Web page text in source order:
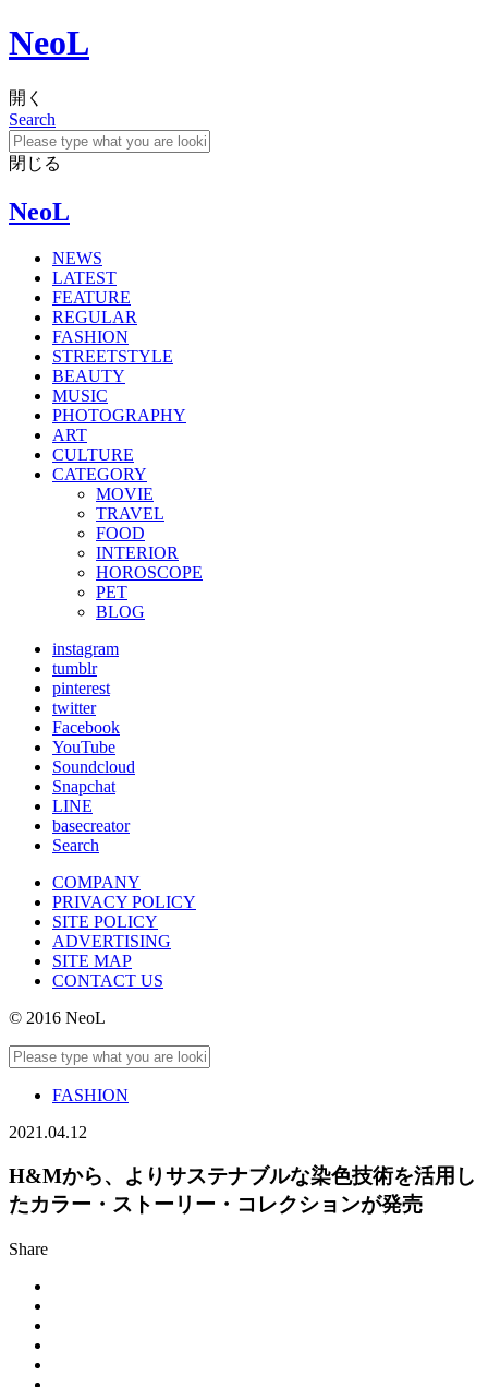
NeoL
開く
Search
閉じる
NeoL
NEWS
LATEST
FEATURE
REGULAR
FASHION
STREETSTYLE
BEAUTY
MUSIC
PHOTOGRAPHY
ART
CULTURE
CATEGORY
MOVIE
TRAVEL
FOOD
INTERIOR
HOROSCOPE
PET
BLOG
instagram
tumblr
pinterest
twitter
Facebook
YouTube
Soundcloud
Snapchat
LINE
basecreator
Search
COMPANY
PRIVACY POLICY
SITE POLICY
ADVERTISING
SITE MAP
CONTACT US
© 2016 NeoL
FASHION
2021.04.12
H&Mから、よりサステナブルな染色技術を活用し
たカラー・ストーリー・コレクションが発売
Share